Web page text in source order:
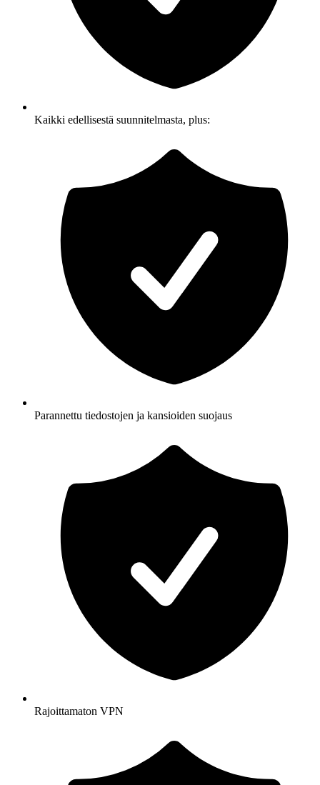
Kaikki edellisestä suunnitelmasta, plus:
Parannettu tiedostojen ja kansioiden suojaus
Rajoittamaton VPN